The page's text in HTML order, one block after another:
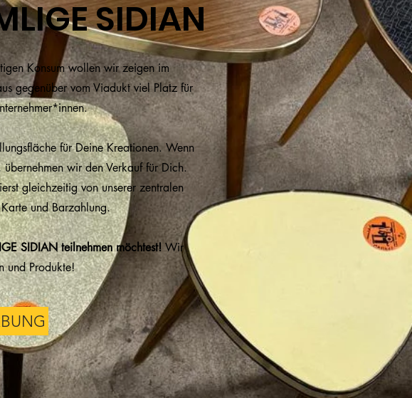
SIDIAN
Konsum wollen wir zeigen im
gegenüber vom Viadukt viel Platz für
für Deine Kreationen. Wenn
wir den Verkauf für Dich.
gleichzeitig von unserer zentralen
und Barzahlung.
SIDIAN teilnehmen möchtest! Wir
und Produkte!